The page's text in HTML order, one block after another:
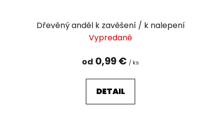
Dřevěný anděl k zavěšení / k nalepení
Vypredané
od 0,99 € / ks
DETAIL